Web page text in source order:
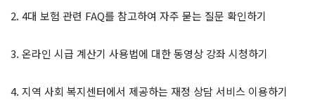
2. 4대 보험 관련 FAQ를 참고하여 자주 묻는 질문 확인하기
3. 온라인 시급 계산기 사용법에 대한 동영상 강좌 시청하기
4. 지역 사회 복지센터에서 제공하는 재정 상담 서비스 이용하기